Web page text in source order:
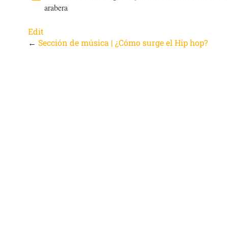
arabera
Edit
←Sección de música | ¿Cómo surge el Hip hop?